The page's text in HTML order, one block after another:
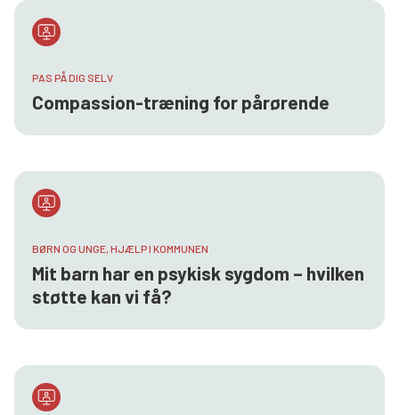
PAS PÅ DIG SELV
Compassion-træning for pårørende
BØRN OG UNGE, HJÆLP I KOMMUNEN
Mit barn har en psykisk sygdom – hvilken
støtte kan vi få?